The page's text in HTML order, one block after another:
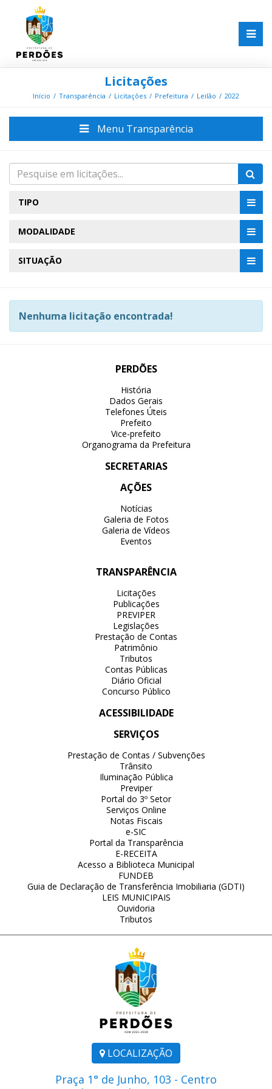
Licitações
Início Transparência Licitações Prefeitura Leilão 2022
Menu Transparência
TIPO
MODALIDADE
SITUAÇÃO
Nenhuma licitação encontrada!
LOCALIZAÇÃO
Praça 1° de Junho, 103 - Centro
PERDÕES
História
Dados Gerais
Telefones Úteis
Prefeito
Vice-prefeito
Organograma da Prefeitura
SECRETARIAS
AÇÕES
Notícias
Galeria de Fotos
Galeria de Vídeos
Eventos
TRANSPARÊNCIA
Licitações
Publicações
PREVIPER
Legislações
Prestação de Contas
Patrimônio
Tributos
Contas Públicas
Diário Oficial
Concurso Público
ACESSIBILIDADE
SERVIÇOS
Prestação de Contas / Subvenções
Trânsito
Iluminação Pública
Previper
Portal do 3º Setor
Serviços Online
Notas Fiscais
e-SIC
Portal da Transparência
E-RECEITA
Acesso a Biblioteca Municipal
FUNDEB
Guia de Declaração de Transferência Imobiliaria (GDTI)
LEIS MUNICIPAIS
Ouvidoria
Tributos